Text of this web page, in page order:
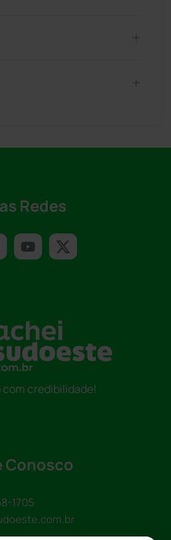
Redes
credibilidade!
Conosco
1705